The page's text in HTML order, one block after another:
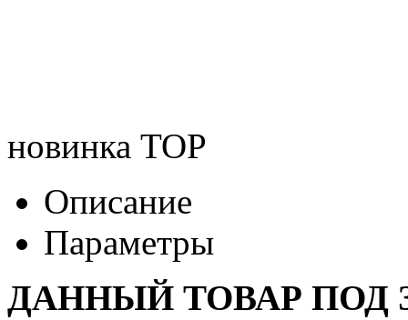
новинка TOP
Описание
Параметры
ДАННЫЙ ТОВАР ПОД